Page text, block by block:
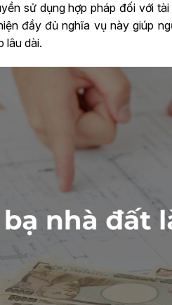
sử dụng hợp pháp đối với
đầy đủ nghĩa vụ này giúp
lâu dài.